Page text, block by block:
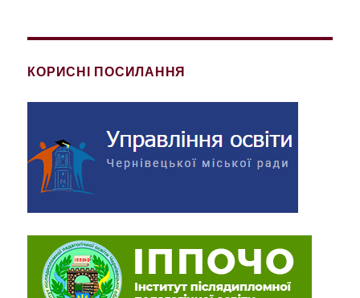
КОРИСНІ ПОСИЛАННЯ